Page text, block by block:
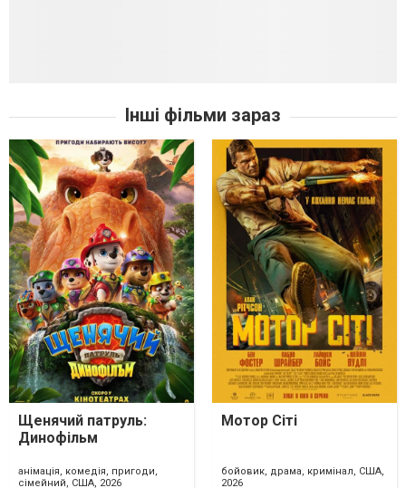
Інші фільми зараз
Щенячий патруль:
Динофільм
анімація, комедія, пригоди,
сімейний, США, 2026
Мотор Сіті
бойовик, драма, кримінал, США,
2026